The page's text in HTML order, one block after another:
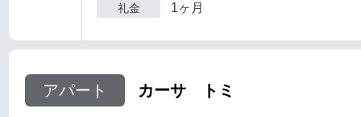
礼金 1ヶ月
アパート カーサ トミ